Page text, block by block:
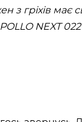
з гріхів має
NEXT